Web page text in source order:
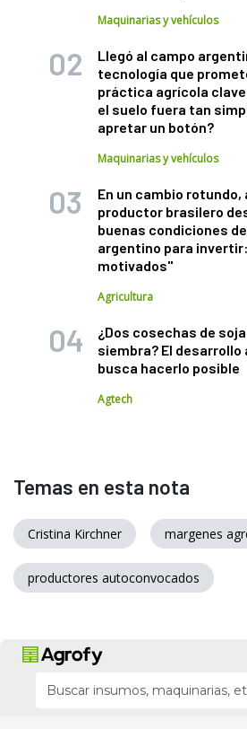
Maquinarias y vehículos
Llegó al campo
tecnología que
práctica agrícola
el suelo fuera tan
apretar un botón?
Maquinarias y vehículos
En un cambio rotundo,
productor brasilero
buenas condiciones
argentino para
motivados"
Agricultura
¿Dos cosechas de
siembra? El desarrollo
busca hacerlo posible
Agtech
Temas en esta nota
Cristina Kirchner margenes
productores autoconvocados